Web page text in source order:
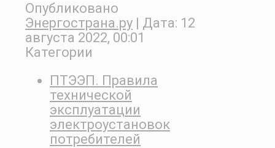
Опубликовано
Энергострана.ру
| Дата: 12
августа 2022, 00:01
Категории
ПТЭЭП. Правила
технической
эксплуатации
электроустановок
потребителей